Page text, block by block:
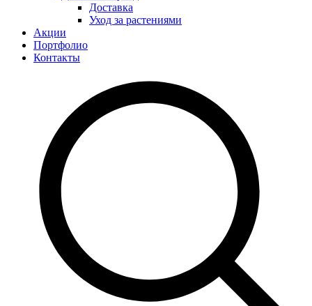
Доставка
Уход за растениями
Акции
Портфолио
Контакты